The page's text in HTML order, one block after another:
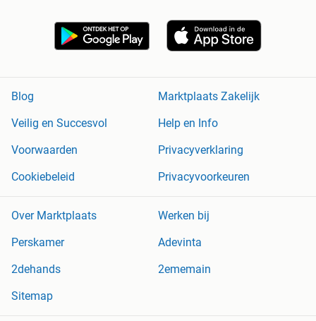
Blog
Marktplaats Zakelijk
Veilig en Succesvol
Help en Info
Voorwaarden
Privacyverklaring
Cookiebeleid
Privacyvoorkeuren
Over Marktplaats
Werken bij
Perskamer
Adevinta
2dehands
2ememain
Sitemap